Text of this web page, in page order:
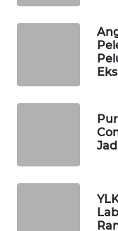
WAHANA
PERSONA